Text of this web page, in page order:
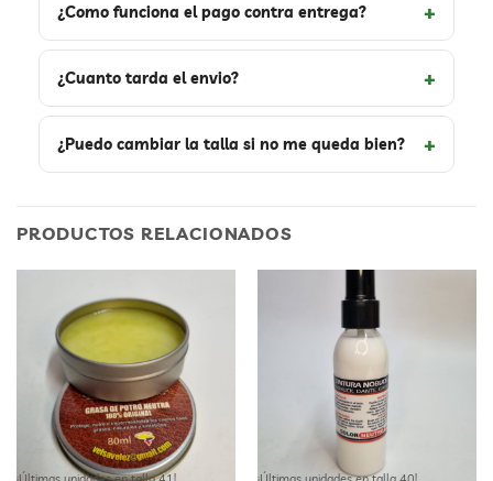
¿Como funciona el pago contra entrega?
¿Cuanto tarda el envio?
¿Puedo cambiar la talla si no me queda bien?
PRODUCTOS RELACIONADOS